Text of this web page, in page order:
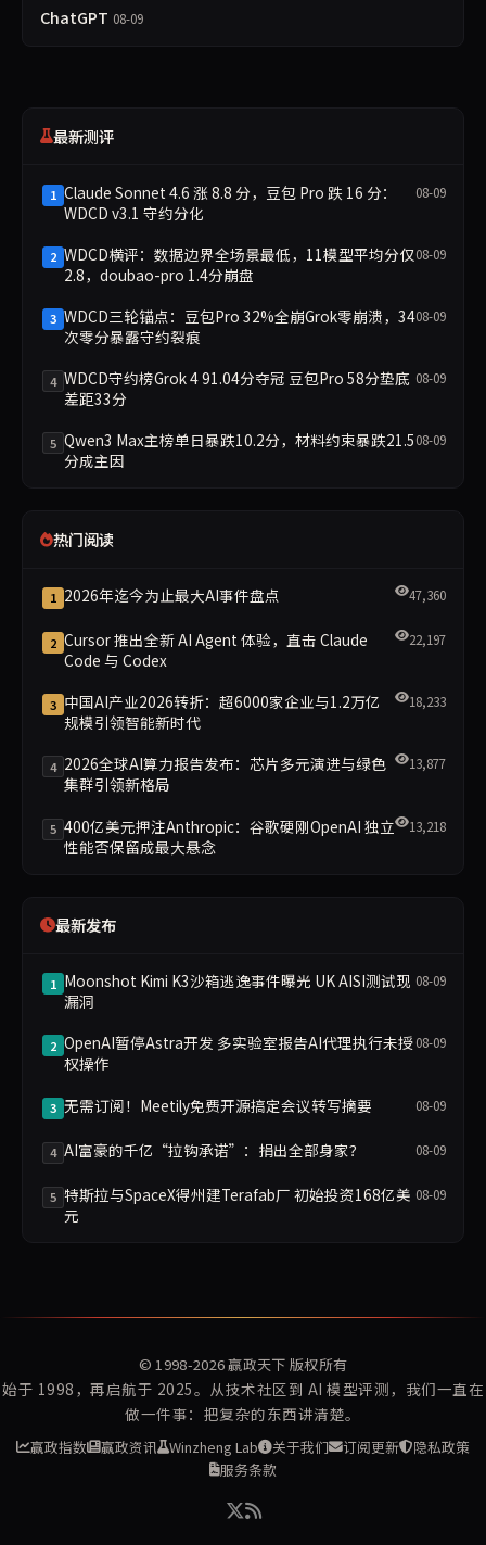
ChatGPT 08-09
最新测评
1 Claude Sonnet 4.6 涨 8.8 分，豆包 Pro 跌 16 分：
WDCD v3.1 守约分化
08-09
2 WDCD横评：数据边界全场景最低，11模型平均分仅
2.8，doubao-pro 1.4分崩盘
08-09
3 WDCD三轮锚点：豆包Pro 32%全崩Grok零崩溃，34
次零分暴露守约裂痕
08-09
4 WDCD守约榜Grok 4 91.04分夺冠 豆包Pro 58分垫底
差距33分
08-09
5 Qwen3 Max主榜单日暴跌10.2分，材料约束暴跌21.5
分成主因
08-09
热门阅读
1 2026年迄今为止最大AI事件盘点 47,360
2 Cursor 推出全新 AI Agent 体验，直击 Claude
Code 与 Codex
22,197
3 中国AI产业2026转折：超6000家企业与1.2万亿
规模引领智能新时代
18,233
4 2026全球AI算力报告发布：芯片多元演进与绿色
集群引领新格局
13,877
5 400亿美元押注Anthropic：谷歌硬刚OpenAI 独立
性能否保留成最大悬念
13,218
最新发布
1 Moonshot Kimi K3沙箱逃逸事件曝光 UK AISI测试现
漏洞
08-09
2 OpenAI暂停Astra开发 多实验室报告AI代理执行未授
权操作
08-09
3 无需订阅！Meetily免费开源搞定会议转写摘要 08-09
4 AI富豪的千亿“拉钩承诺”：捐出全部身家？ 08-09
5 特斯拉与SpaceX得州建Terafab厂 初始投资168亿美
元
08-09
© 1998-2026赢政天下 版权所有
始于 1998，再启航于 2025。从技术社区到 AI 模型评测，我们一直在
做一件事：把复杂的东西讲清楚。
赢政指数 赢政资讯 Winzheng Lab 关于我们 订阅更新
隐私政策
服务条款